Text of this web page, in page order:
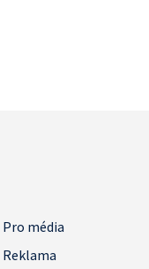
Pro média
Reklama